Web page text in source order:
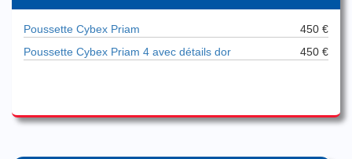
450 €
Poussette Cybex Priam
450 €
Poussette Cybex Priam 4 avec détails dor